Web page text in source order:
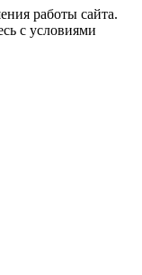
работы сайта.
с условиями